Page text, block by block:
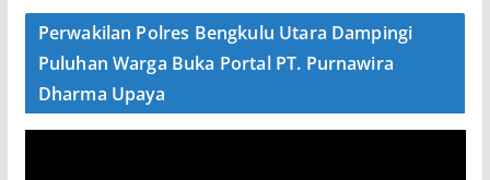
Perwakilan Polres Bengkulu Utara Dampingi
Puluhan Warga Buka Portal PT. Purnawira
Dharma Upaya